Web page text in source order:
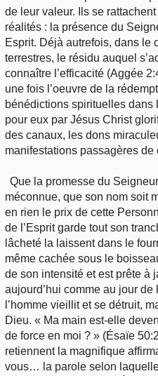
de leur valeur. Ils se
réalités : la présence du
Esprit. Déjà autrefois, dans le
terrestres, le résidu auquel
connaître l’efficacité (Aggée
une fois l’oeuvre de la
bénédictions spirituelles
pour eux par Jésus Christ
des canaux, les dons
manifestations passagères
Que la promesse du
méconnue, que son nom soit
en rien le prix de cette
de l’Esprit garde tout son
lâcheté la laissent dans le
même cachée sous le
de son intensité et est prête à
aujourd’hui comme au jour
l’homme vieillit et se détruit,
Dieu. « Ma main est-elle
de force en moi ? » (Ésaïe
retiennent la magnifique
vous… la parole selon